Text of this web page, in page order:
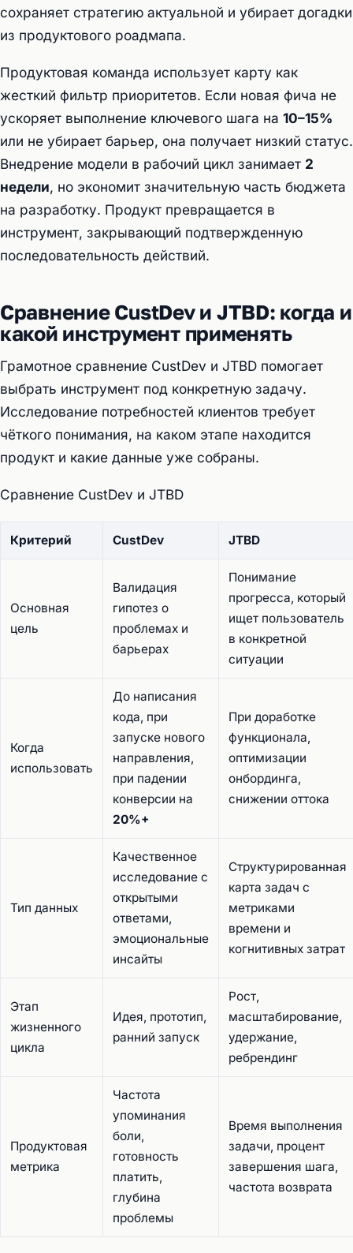
сохраняет стратегию актуальной и убирает догадки
из продуктового роадмапа.
Продуктовая команда использует карту как
жесткий фильтр приоритетов. Если новая фича не
ускоряет выполнение ключевого шага на 10–15%
или не убирает барьер, она получает низкий статус.
Внедрение модели в рабочий цикл занимает 2
недели, но экономит значительную часть бюджета
на разработку. Продукт превращается в
инструмент, закрывающий подтвержденную
последовательность действий.
Сравнение CustDev и JTBD: когда и
какой инструмент применять
Грамотное сравнение CustDev и JTBD помогает
выбрать инструмент под конкретную задачу.
Исследование потребностей клиентов требует
чёткого понимания, на каком этапе находится
продукт и какие данные уже собраны.
Сравнение CustDev и JTBD
Критерий CustDev JTBD
Основная
цель
Валидация
гипотез о
проблемах и
барьерах
Понимание
прогресса, который
ищет пользователь
в конкретной
ситуации
Когда
использовать
До написания
кода, при
запуске нового
направления,
при падении
конверсии на
20%+
При доработке
функционала,
оптимизации
онбординга,
снижении оттока
Тип данных
Качественное
исследование с
открытыми
ответами,
эмоциональные
инсайты
Структурированная
карта задач с
метриками
времени и
когнитивных затрат
Этап
жизненного
цикла
Идея, прототип,
ранний запуск
Рост,
масштабирование,
удержание,
ребрендинг
Продуктовая
метрика
Частота
упоминания
боли,
готовность
платить,
глубина
проблемы
Время выполнения
задачи, процент
завершения шага,
частота возврата